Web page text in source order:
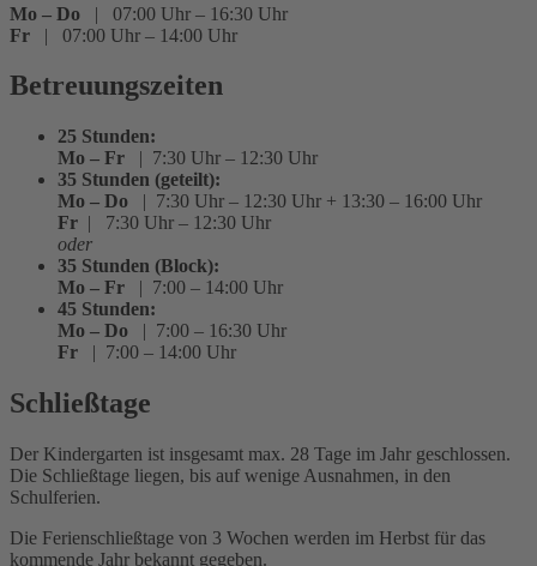
Mo – Do | 07:00 Uhr – 16:30 Uhr
Fr | 07:00 Uhr – 14:00 Uhr
Betreuungszeiten
25 Stunden:
Mo – Fr | 7:30 Uhr – 12:30 Uhr
35 Stunden (geteilt):
Mo – Do | 7:30 Uhr – 12:30 Uhr + 13:30 – 16:00 Uhr
Fr | 7:30 Uhr – 12:30 Uhr
oder
35 Stunden (Block):
Mo – Fr | 7:00 – 14:00 Uhr
45 Stunden:
Mo – Do | 7:00 – 16:30 Uhr
Fr | 7:00 – 14:00 Uhr
Schließtage
Der Kindergarten ist insgesamt max. 28 Tage im Jahr geschlossen.
Die Schließtage liegen, bis auf wenige Ausnahmen, in den
Schulferien.
Die Ferienschließtage von 3 Wochen werden im Herbst für das
kommende Jahr bekannt gegeben.